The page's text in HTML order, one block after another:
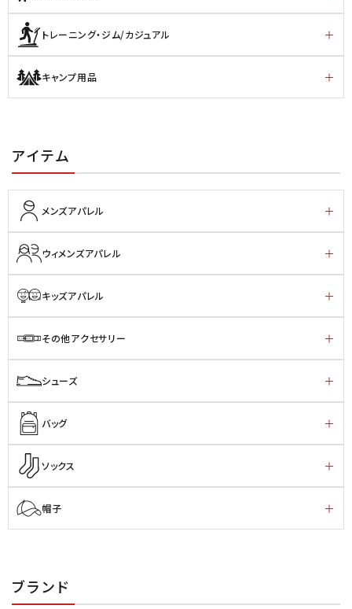
トレーニング・ジム/カジュアル
キャンプ用品
アイテム
メンズアパレル
ウィメンズアパレル
キッズアパレル
その他アクセサリー
シューズ
バッグ
ソックス
帽子
ブランド